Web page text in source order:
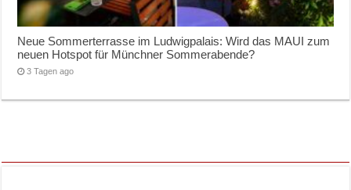
Neue Sommerterrasse im Ludwigpalais: Wird das MAUI zum
neuen Hotspot für Münchner Sommerabende?
3 Tagen ago